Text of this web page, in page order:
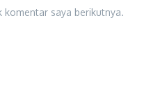
komentar saya berikutnya.